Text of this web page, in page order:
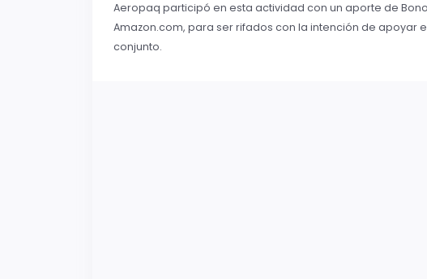
Aeropaq participó en esta actividad con un aporte de
Amazon.com, para ser rifados con la intención de apoyar
conjunto.